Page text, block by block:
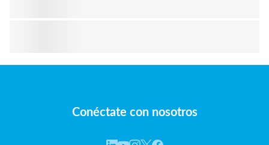
Conéctate con nosotros